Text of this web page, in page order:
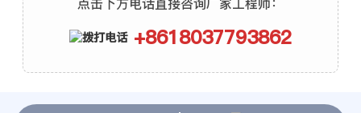
+8618037793862